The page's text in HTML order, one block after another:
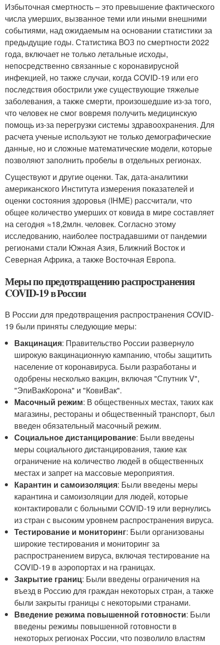
Избыточная смертность – это превышение фактического
числа умерших, вызванное теми или иными внешними
событиями, над ожидаемым на основании статистики за
предыдущие годы. Статистика ВОЗ по смертности 2022
года, включает не только летальные исходы,
непосредственно связанные с коронавирусной
инфекцией, но также случаи, когда COVID-19 или его
последствия обострили уже существующие тяжелые
заболевания, а также смерти, произошедшие из-за того,
что человек не смог вовремя получить медицинскую
помощь из-за перегрузки системы здравоохранения. Для
расчета ученые используют не только демографические
данные, но и сложные математические модели, которые
позволяют заполнить пробелы в отдельных регионах.
Существуют и другие оценки. Так, дата-аналитики
американского Института измерения показателей и
оценки состояния здоровья (IHME) рассчитали, что
общее количество умерших от ковида в мире составляет
на сегодня ≈18,2млн. человек. Согласно этому
исследованию, наиболее пострадавшими от пандемии
регионами стали Южная Азия, Ближний Восток и
Северная Африка, а также Восточная Европа.
Меры по предотвращению распространения
COVID-19 в России
В России для предотвращения распространения COVID-
19 были приняты следующие меры:
Вакцинация: Правительство России развернуло
широкую вакцинационную кампанию, чтобы защитить
население от коронавируса. Были разработаны и
одобрены несколько вакцин, включая "Спутник V",
"ЭпиВакКорона" и "КовиВак".
Масочный режим: В общественных местах, таких как
магазины, рестораны и общественный транспорт, был
введен обязательный масочный режим.
Социальное дистанцирование: Были введены
меры социального дистанцирования, такие как
ограничение на количество людей в общественных
местах и запрет на массовые мероприятия.
Карантин и самоизоляция: Были введены меры
карантина и самоизоляции для людей, которые
контактировали с больными COVID-19 или вернулись
из стран с высоким уровнем распространения вируса.
Тестирование и мониторинг: Были организованы
широкие тестирования и мониторинг за
распространением вируса, включая тестирование на
COVID-19 в аэропортах и на границах.
Закрытие границ: Были введены ограничения на
въезд в Россию для граждан некоторых стран, а также
были закрыты границы с некоторыми странами.
Введение режима повышенной готовности: Были
введены режимы повышенной готовности в
некоторых регионах России, что позволило властям